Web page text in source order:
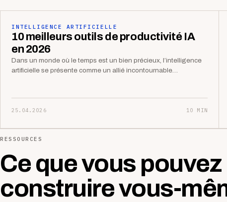
INTELLIGENCE ARTIFICIELLE
10 meilleurs outils de productivité IA
en 2026
Dans un monde où le temps est un bien précieux, l’intelligence
artificielle se présente comme un allié incontournable…
25.04.2026 10 MIN
RESSOURCES
Ce que vous pouvez
construire vous-